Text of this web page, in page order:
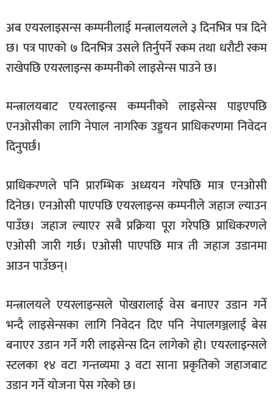
अब एयरलाइसन्स कम्पनीलाई मन्त्रालयलले ३ दिनभित्र पत्र दिने
छ। पत्र पाएको ७ दिनभित्र उसले तिर्नुपर्ने रकम तथा धरौटी रकम
राखेपछि एयरलाइन्स कम्पनीको लाइसेन्स पाउने छ।
मन्त्रालयबाट एयरलाइन्स कम्पनीको लाइसेन्स पाइएपछि
एनओसीका लागि नेपाल नागरिक उड्डयन प्राधिकरणमा निवेदन
दिनुपर्छ।
प्राधिकरणले पनि प्रारम्भिक अध्ययन गरेपछि मात्र एनओसी
दिनेछ। एनओसी पाएपछि एयरलाइन्स कम्पनीले जहाज ल्याउन
पाउँछ। जहाज ल्याएर सबै प्रक्रिया पूरा गरेपछि प्राधिकरणले
एओसी जारी गर्छ। एओसी पाएपछि मात्र ती जहाज उडानमा
आउन पाउँछन्।
मन्त्रालयले एयरलाइन्सले पोखरालाई वेस बनाएर उडान गर्ने
भन्दै लाइसेन्सका लागि निवेदन दिए पनि नेपालगञ्जलाई बेस
बनाएर उडान गर्ने गरी लाइसेन्स दिन लागेको हो। एयरलाइन्सले
स्टलका १४ वटा गन्तव्यमा ३ वटा साना प्रकृतिको जहाजबाट
उडान गर्ने योजना पेस गरेको छ।